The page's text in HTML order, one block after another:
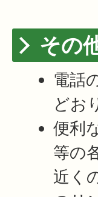
その
電話
どお
便利
等の
近く